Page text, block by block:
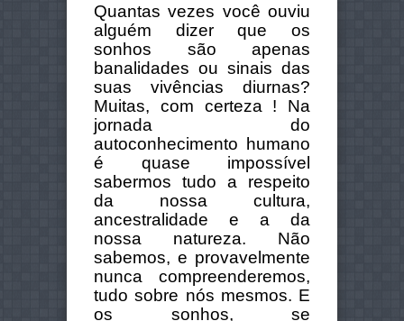
Quantas vezes você ouviu
alguém dizer que os
sonhos são apenas
banalidades ou sinais das
suas vivências diurnas?
Muitas, com certeza ! Na
jornada do
autoconhecimento humano
é quase impossível
sabermos tudo a respeito
da nossa cultura,
ancestralidade e a da
nossa natureza. Não
sabemos, e provavelmente
nunca compreenderemos,
tudo sobre nós mesmos. E
os sonhos, se